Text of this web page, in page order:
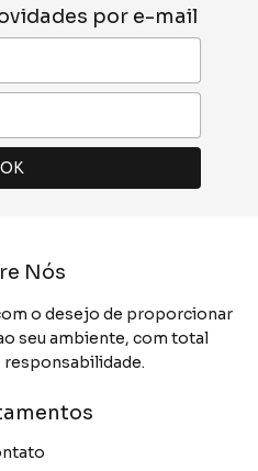
por e-mail
Nós
o desejo de proporcionar
seu ambiente, com total